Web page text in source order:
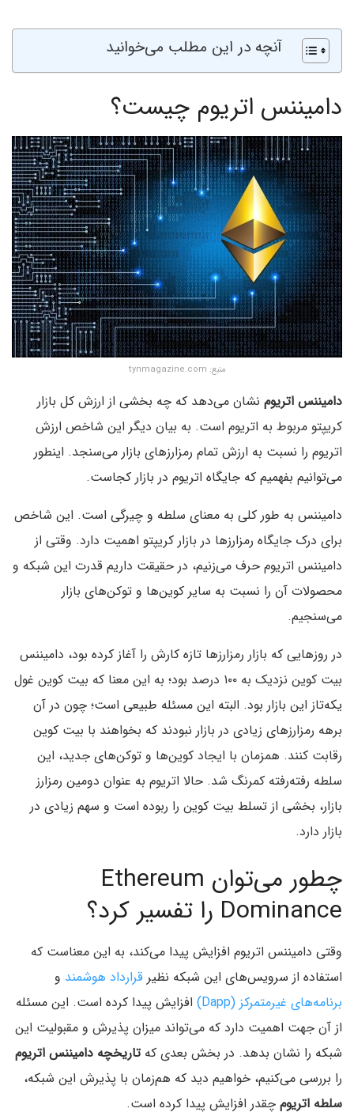
آنچه در این مطلب می‌خوانید
دامیننس اتریوم چیست؟
منبع: tynmagazine.com
دامیننس اتریوم نشان می‌دهد که چه بخشی از ارزش کل بازار
کریپتو مربوط به اتریوم است. به بیان دیگر این شاخص ارزش
اتریوم را نسبت به ارزش تمام رمزارزهای بازار می‌سنجد. اینطور
می‌توانیم بفهمیم که جایگاه اتریوم در بازار کجاست.
دامیننس به طور کلی به معنای سلطه و چیرگی است. این شاخص
برای درک جایگاه رمزارزها در بازار کریپتو اهمیت دارد. وقتی از
دامیننس اتریوم حرف می‌زنیم، در حقیقت داریم قدرت این شبکه و
محصولات آن را نسبت به سایر کوین‌ها و توکن‌های بازار
می‌سنجیم.
در روزهایی که بازار رمزارزها تازه کارش را آغاز کرده بود، دامیننس
بیت کوین نزدیک به ۱۰۰ درصد بود؛ به این معنا که بیت کوین غول
یکه‌تاز این بازار بود. البته این مسئله طبیعی است؛ چون در آن
برهه رمزارزهای زیادی در بازار نبودند که بخواهند با بیت کوین
رقابت کنند. همزمان با ایجاد کوین‌ها و توکن‌های جدید، این
سلطه رفته‌رفته کمرنگ شد. حالا اتریوم به عنوان دومین رمزارز
بازار، بخشی از تسلط بیت کوین را ربوده است و سهم زیادی در
بازار دارد.
چطور می‌توان Ethereum
Dominance را تفسیر کرد؟
وقتی دامیننس اتریوم افزایش پیدا می‌کند، به این معناست که
استفاده از سرویس‌های این شبکه نظیر قرارداد هوشمند و
برنامه‌های غیرمتمرکز (Dapp)
افزایش پیدا کرده است. این مسئله
از آن جهت اهمیت دارد که می‌تواند میزان پذیرش و مقبولیت این
شبکه را نشان بدهد. در بخش بعدی کهتاریخچه دامیننس اتریوم
را بررسی می‌کنیم، خواهیم دید که هم‌زمان با پذیرش این شبکه،
سلطه اتریوم چقدر افزایش پیدا کرده است.